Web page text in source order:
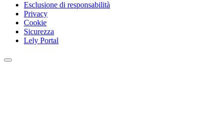
Esclusione di responsabilità
Privacy
Cookie
Sicurezza
Lely Portal